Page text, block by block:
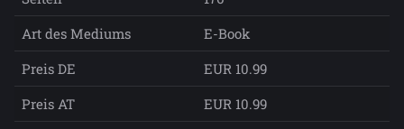
Art des Mediums
E-Book
Preis DE
EUR 10.99
Preis AT
EUR 10.99